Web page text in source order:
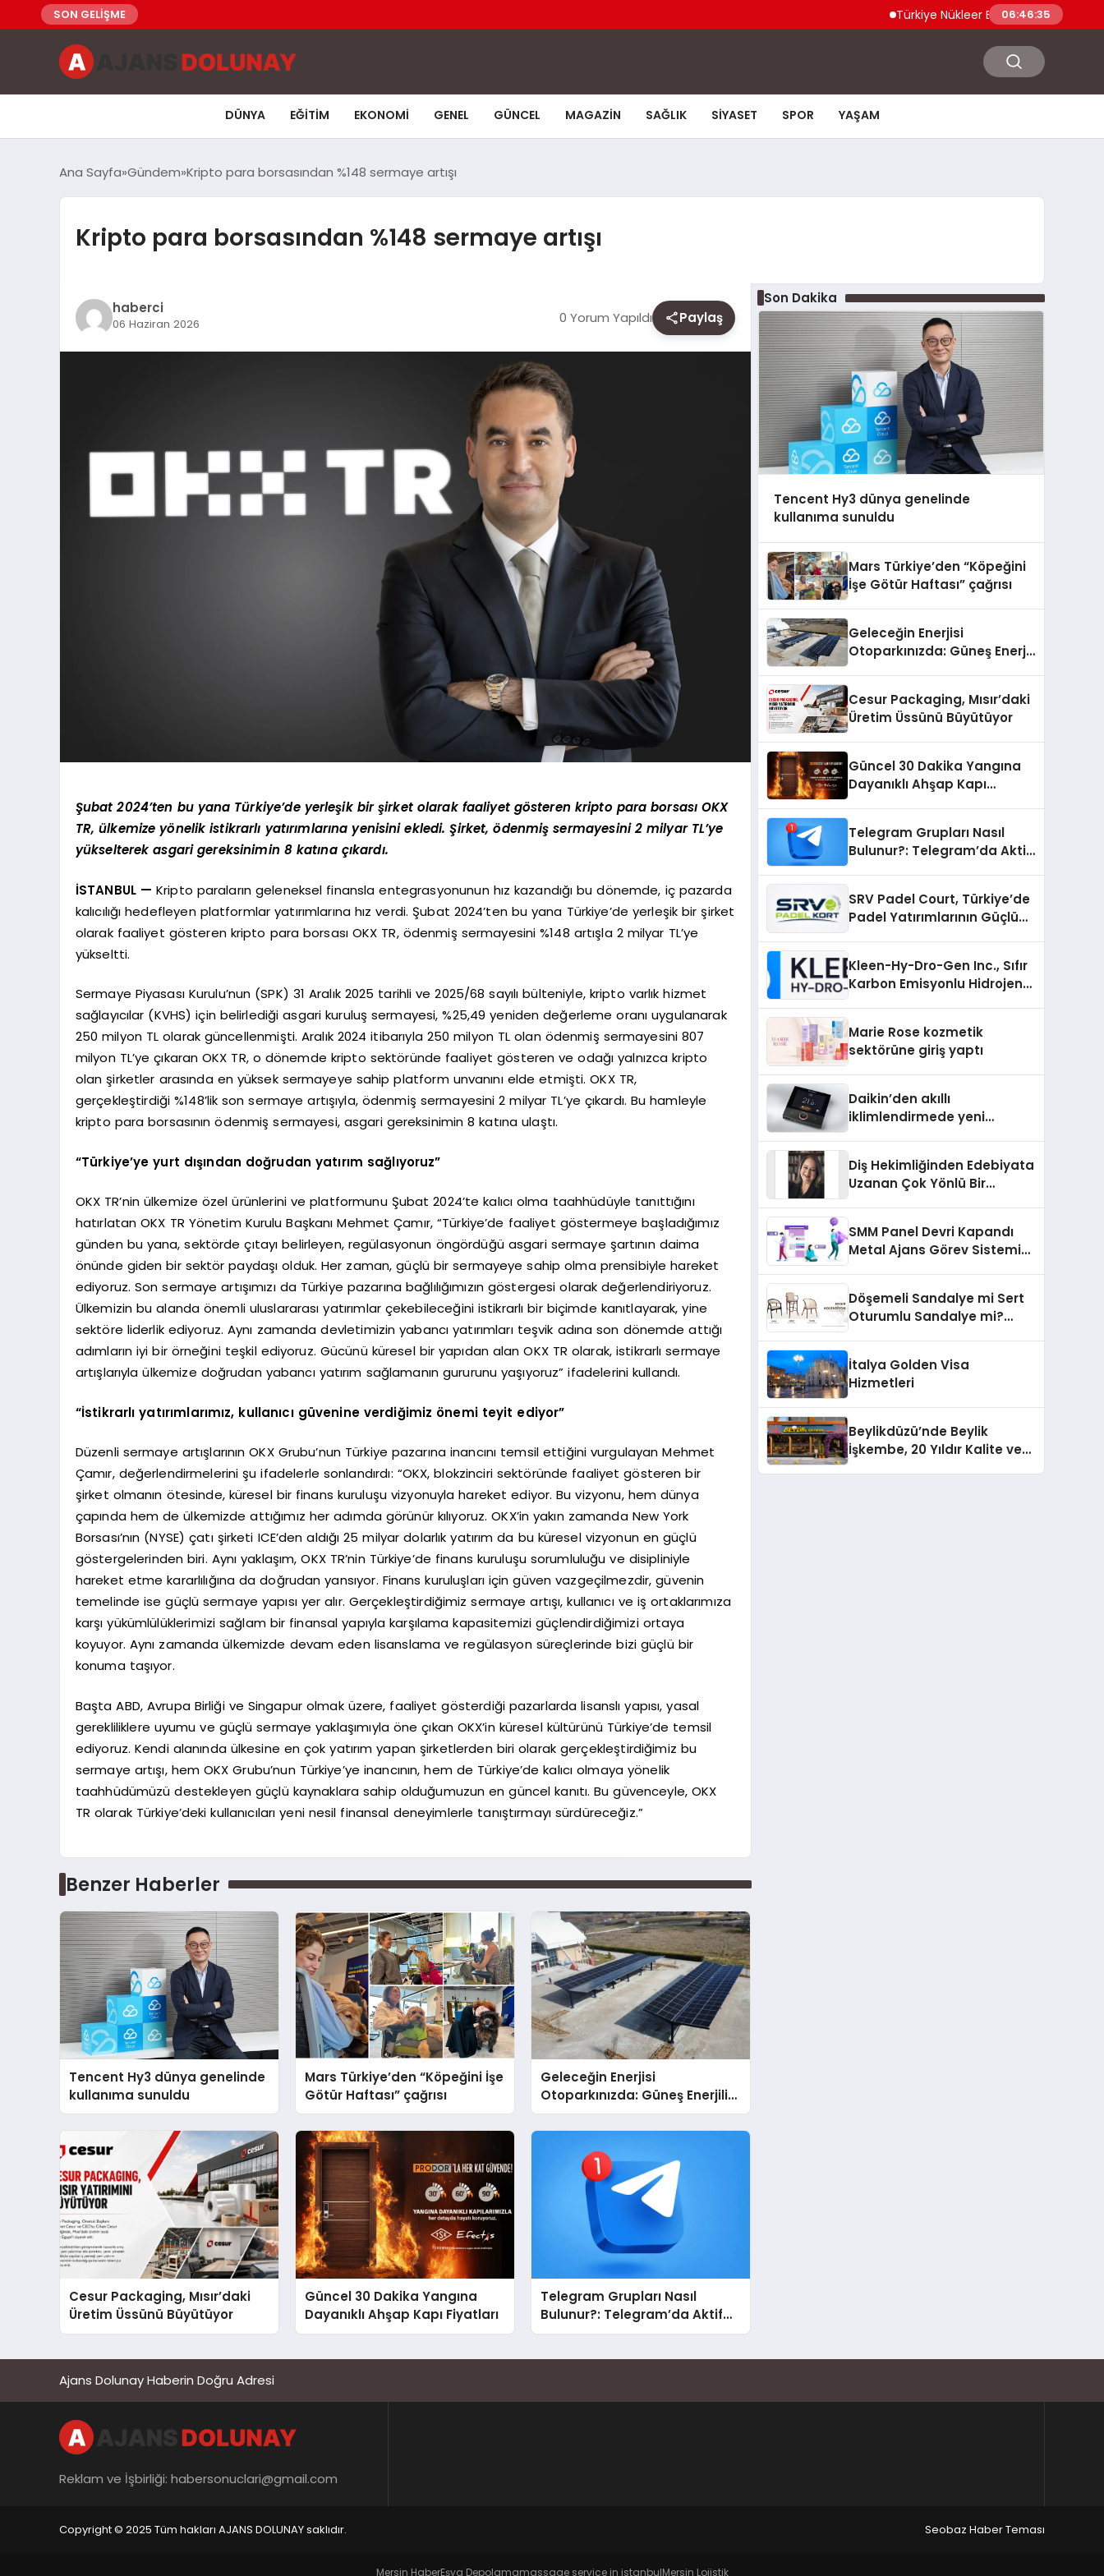
SON GELİŞME Türkiye Nükleer Bilim Olimpiyatı’na İlk Kez
06:46:36
DÜNYA EĞITIM EKONOMI GENEL GÜNCEL MAGAZIN SAĞLIK SIYASET SPOR YAŞAM
Ana Sayfa Gündem Kripto para borsasından %148 sermaye artışı
Kripto para borsasından %148 sermaye artışı
haberci
06 Haziran 2026 0 Yorum Yapıldı Paylaş
Şubat 2024’ten bu yana Türkiye’de yerleşik bir şirket olarak faaliyet gösteren kripto para borsası OKX
TR, ülkemize yönelik istikrarlı yatırımlarına yenisini ekledi. Şirket, ödenmiş sermayesini 2 milyar TL’ye
yükselterek asgari gereksinimin 8 katına çıkardı.
İSTANBUL — Kripto paraların geleneksel finansla entegrasyonunun hız kazandığı bu dönemde, iç pazarda
kalıcılığı hedefleyen platformlar yatırımlarına hız verdi. Şubat 2024’ten bu yana Türkiye’de yerleşik bir şirket
olarak faaliyet gösteren kripto para borsası OKX TR, ödenmiş sermayesini %148 artışla 2 milyar TL’ye
yükseltti.
Sermaye Piyasası Kurulu’nun (SPK) 31 Aralık 2025 tarihli ve 2025/68 sayılı bülteniyle, kripto varlık hizmet
sağlayıcılar (KVHS) için belirlediği asgari kuruluş sermayesi, %25,49 yeniden değerleme oranı uygulanarak
250 milyon TL olarak güncellenmişti. Aralık 2024 itibarıyla 250 milyon TL olan ödenmiş sermayesini 807
milyon TL’ye çıkaran OKX TR, o dönemde kripto sektöründe faaliyet gösteren ve odağı yalnızca kripto
olan şirketler arasında en yüksek sermayeye sahip platform unvanını elde etmişti. OKX TR,
gerçekleştirdiği %148’lik son sermaye artışıyla, ödenmiş sermayesini 2 milyar TL’ye çıkardı. Bu hamleyle
kripto para borsasının ödenmiş sermayesi, asgari gereksinimin 8 katına ulaştı.
“Türkiye’ye yurt dışından doğrudan yatırım sağlıyoruz”
OKX TR’nin ülkemize özel ürünlerini ve platformunu Şubat 2024’te kalıcı olma taahhüdüyle tanıttığını
hatırlatan OKX TR Yönetim Kurulu Başkanı Mehmet Çamır, “Türkiye’de faaliyet göstermeye başladığımız
günden bu yana, sektörde çıtayı belirleyen, regülasyonun öngördüğü asgari sermaye şartının daima
önünde giden bir sektör paydaşı olduk. Her zaman, güçlü bir sermayeye sahip olma prensibiyle hareket
ediyoruz. Son sermaye artışımızı da Türkiye pazarına bağlılığımızın göstergesi olarak değerlendiriyoruz.
Ülkemizin bu alanda önemli uluslararası yatırımlar çekebileceğini istikrarlı bir biçimde kanıtlayarak, yine
sektöre liderlik ediyoruz. Aynı zamanda devletimizin yabancı yatırımları teşvik adına son dönemde attığı
adımların iyi bir örneğini teşkil ediyoruz. Gücünü küresel bir yapıdan alan OKX TR olarak, istikrarlı sermaye
artışlarıyla ülkemize doğrudan yabancı yatırım sağlamanın gururunu yaşıyoruz” ifadelerini kullandı.
“İstikrarlı yatırımlarımız, kullanıcı güvenine verdiğimiz önemi teyit ediyor”
Düzenli sermaye artışlarının OKX Grubu’nun Türkiye pazarına inancını temsil ettiğini vurgulayan Mehmet
Çamır, değerlendirmelerini şu ifadelerle sonlandırdı: “OKX, blokzinciri sektöründe faaliyet gösteren bir
şirket olmanın ötesinde, küresel bir finans kuruluşu vizyonuyla hareket ediyor. Bu vizyonu, hem dünya
çapında hem de ülkemizde attığımız her adımda görünür kılıyoruz. OKX’in yakın zamanda New York
Borsası’nın (NYSE) çatı şirketi ICE’den aldığı 25 milyar dolarlık yatırım da bu küresel vizyonun en güçlü
göstergelerinden biri. Aynı yaklaşım, OKX TR’nin Türkiye’de finans kuruluşu sorumluluğu ve disipliniyle
hareket etme kararlılığına da doğrudan yansıyor. Finans kuruluşları için güven vazgeçilmezdir, güvenin
temelinde ise güçlü sermaye yapısı yer alır. Gerçekleştirdiğimiz sermaye artışı, kullanıcı ve iş ortaklarımıza
karşı yükümlülüklerimizi sağlam bir finansal yapıyla karşılama kapasitemizi güçlendirdiğimizi ortaya
koyuyor. Aynı zamanda ülkemizde devam eden lisanslama ve regülasyon süreçlerinde bizi güçlü bir
konuma taşıyor.
Başta ABD, Avrupa Birliği ve Singapur olmak üzere, faaliyet gösterdiği pazarlarda lisanslı yapısı, yasal
gerekliliklere uyumu ve güçlü sermaye yaklaşımıyla öne çıkan OKX’in küresel kültürünü Türkiye’de temsil
ediyoruz. Kendi alanında ülkesine en çok yatırım yapan şirketlerden biri olarak gerçekleştirdiğimiz bu
sermaye artışı, hem OKX Grubu’nun Türkiye’ye inancının, hem de Türkiye’de kalıcı olmaya yönelik
taahhüdümüzü destekleyen güçlü kaynaklara sahip olduğumuzun en güncel kanıtı. Bu güvenceyle, OKX
TR olarak Türkiye’deki kullanıcıları yeni nesil finansal deneyimlerle tanıştırmayı sürdüreceğiz.”
Benzer Haberler
Tencent Hy3 dünya genelinde
kullanıma sunuldu
Mars Türkiye’den “Köpeğini İşe
Götür Haftası” çağrısı
Geleceğin Enerjisi
Otoparkınızda: Güneş Enerjili
Carport (Solar Otopark)
Nedir?
Cesur Packaging, Mısır’daki
Üretim Üssünü Büyütüyor
Güncel 30 Dakika Yangına
Dayanıklı Ahşap Kapı Fiyatları
Telegram Grupları Nasıl
Bulunur?: Telegram’da Aktif
Topluluk Bulmanın Yolları
Son Dakika
Tencent Hy3 dünya genelinde
kullanıma sunuldu
Mars Türkiye’den “Köpeğini
İşe Götür Haftası” çağrısı
Geleceğin Enerjisi
Otoparkınızda: Güneş Enerjili
Cesur Packaging, Mısır’daki
Üretim Üssünü Büyütüyor
Güncel 30 Dakika Yangına
Dayanıklı Ahşap Kapı
Telegram Grupları Nasıl
Bulunur?: Telegram’da Aktif
SRV Padel Court, Türkiye’de
Padel Yatırımlarının Güçlü
Kleen-Hy-Dro-Gen Inc., Sıfır
Karbon Emisyonlu Hidrojen
Aldı
Marie Rose kozmetik
sektörüne giriş yaptı
Daikin’den akıllı
iklimlendirmede yeni
Diş Hekimliğinden Edebiyata
Uzanan Çok Yönlü Bir
SMM Panel Devri Kapandı
Metal Ajans Görev Sistemi
Döşemeli Sandalye mi Sert
Oturumlu Sandalye mi?
İtalya Golden Visa
Hizmetleri
Beylikdüzü’nde Beylik
İşkembe, 20 Yıldır Kalite ve
Ajans Dolunay Haberin Doğru Adresi
Reklam ve İşbirliği: habersonuclari@gmail.com
Copyright © 2025 Tüm hakları AJANS DOLUNAY saklıdır. Seobaz Haber Teması
Mersin HaberEşya Depolamamassage service in istanbulMersin Lojistik